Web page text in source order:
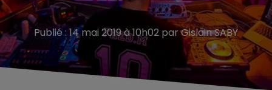
Publié : 14 mai 2019 à 10h02 par Gislain SABY